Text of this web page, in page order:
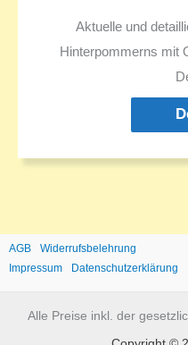
Aktuelle und
Hinterpommerns mit
AGB
Widerrufsbelehrung
Impressum
Datenschutzerklärung
Alle Preise inkl. der